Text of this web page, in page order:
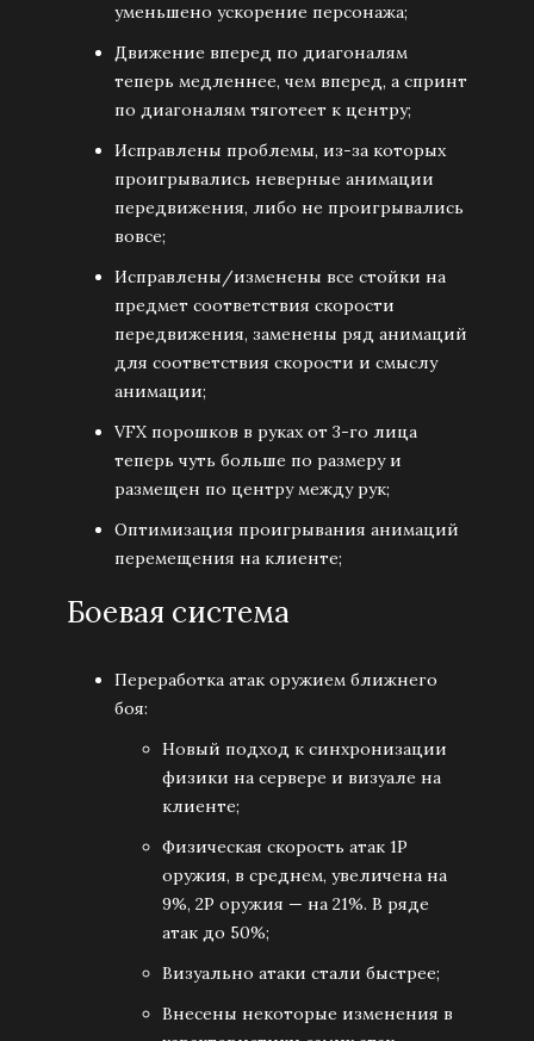
уменьшено ускорение персонажа;
Движение вперед по диагоналям
теперь медленнее, чем вперед, а спринт
по диагоналям тяготеет к центру;
Исправлены проблемы, из-за которых
проигрывались неверные анимации
передвижения, либо не проигрывались
вовсе;
Исправлены/изменены все стойки на
предмет соответствия скорости
передвижения, заменены ряд анимаций
для соответствия скорости и смыслу
анимации;
VFX порошков в руках от 3-го лица
теперь чуть больше по размеру и
размещен по центру между рук;
Оптимизация проигрывания анимаций
перемещения на клиенте;
Боевая система
Переработка атак оружием ближнего
боя:
Новый подход к синхронизации
физики на сервере и визуале на
клиенте;
Физическая скорость атак 1Р
оружия, в среднем, увеличена на
9%, 2Р оружия — на 21%. В ряде
атак до 50%;
Визуально атаки стали быстрее;
Внесены некоторые изменения в